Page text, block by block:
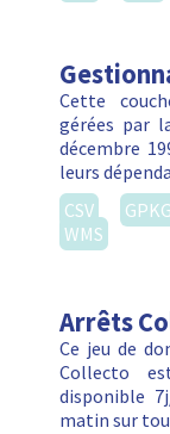
Cette
gérées par
décembre
leurs
CSV
GPKG
WMS
Arrêts
Ce jeu de
Collecto
disponible
matin sur